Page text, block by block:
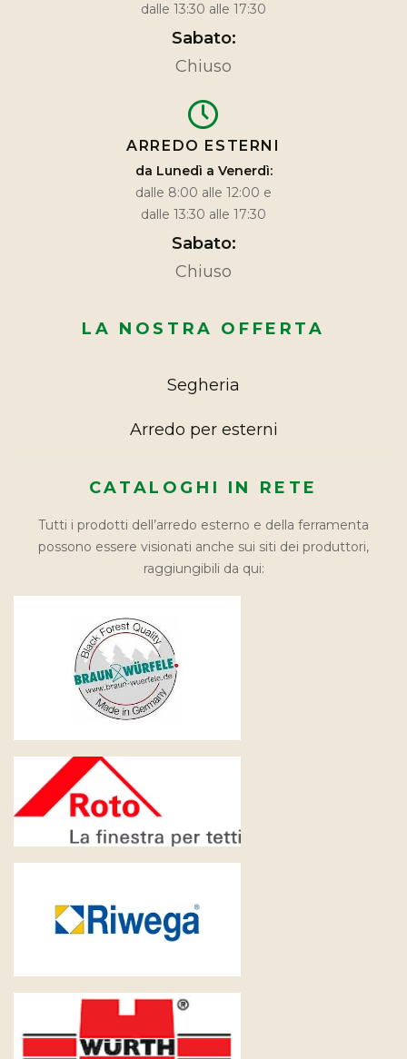
dalle 13:30 alle 17:30
Sabato:
Chiuso
ARREDO ESTERNI
da Lunedì a Venerdì:
dalle 8:00 alle 12:00 e
dalle 13:30 alle 17:30
Sabato:
Chiuso
LA NOSTRA OFFERTA
Segheria
Arredo per esterni
CATALOGHI IN RETE
Tutti i prodotti dell’arredo esterno e della ferramenta
possono essere visionati anche sui siti dei produttori,
raggiungibili da qui: